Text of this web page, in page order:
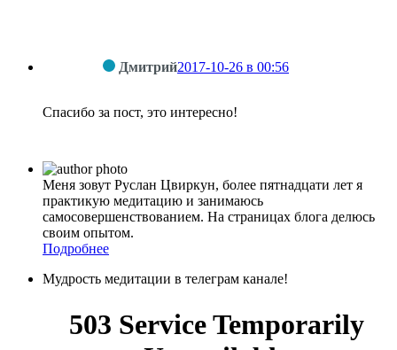
Дмитрий2017-10-26 в 00:56
Спасибо за пост, это интересно!
Меня зовут Руслан Цвиркун, более пятнадцати лет я
практикую медитацию и занимаюсь
самосовершенствованием. На страницах блога делюсь
своим опытом.
Подробнее
Мудрость медитации в телеграм канале!